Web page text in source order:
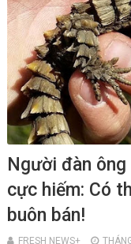
Người đàn
cực hiếm: Có
buôn bán!
FRESH NEWS+